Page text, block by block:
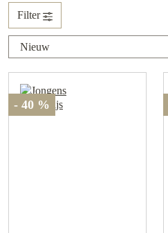
Filter
- 40 %